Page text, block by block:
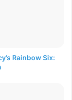
Rainbow Six: